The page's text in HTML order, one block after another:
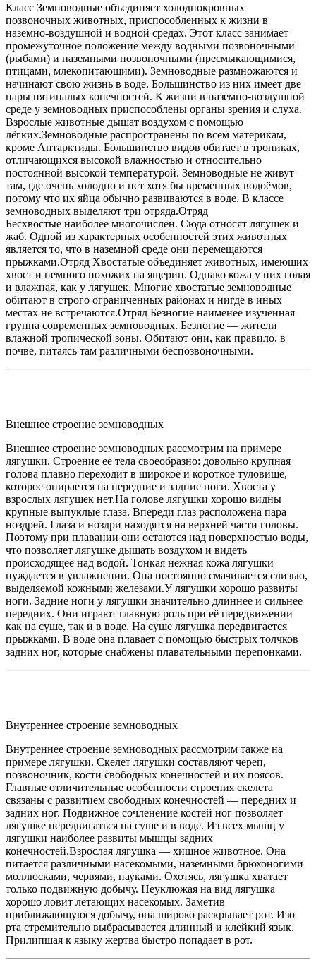
Класс Земноводные объединяет холоднокровных
позвоночных животных, приспособленных к жизни в
наземно-воздушной и водной средах. Этот класс занимает
промежуточное положение между водными позвоночными
(рыбами) и наземными позвоночными (пресмыкающимися,
птицами, млекопитающими). Земноводные размножаются и
начинают свою жизнь в воде. Большинство из них имеет две
пары пятипалых конечностей. К жизни в наземно-воздушной
среде у земноводных приспособлены органы зрения и слуха.
Взрослые животные дышат воздухом с помощью
лёгких.Земноводные распространены по всем материкам,
кроме Антарктиды. Большинство видов обитает в тропиках,
отличающихся высокой влажностью и относительно
постоянной высокой температурой. Земноводные не живут
там, где очень холодно и нет хотя бы временных водоёмов,
потому что их яйца обычно развиваются в воде. В классе
земноводных выделяют три отряда.Отряд
Бесхвостые наиболее многочислен. Сюда относят лягушек и
жаб. Одной из характерных особенностей этих животных
является то, что в наземной среде они перемещаются
прыжками.Отряд Хвостатые объединяет животных, имеющих
хвост и немного похожих на ящериц. Однако кожа у них голая
и влажная, как у лягушек. Многие хвостатые земноводные
обитают в строго ограниченных районах и нигде в иных
местах не встречаются.Отряд Безногие наименее изученная
группа современных земноводных. Безногие — жители
влажной тропической зоны. Обитают они, как правило, в
почве, питаясь там различными беспозвоночными.
Внешнее строение земноводных
Внешнее строение земноводных рассмотрим на примере
лягушки. Строение её тела своеобразно: довольно крупная
голова плавно переходит в широкое и короткое туловище,
которое опирается на передние и задние ноги. Хвоста у
взрослых лягушек нет.На голове лягушки хорошо видны
крупные выпуклые глаза. Впереди глаз расположена пара
ноздрей. Глаза и ноздри находятся на верхней части головы.
Поэтому при плавании они остаются над поверхностью воды,
что позволяет лягушке дышать воздухом и видеть
происходящее над водой. Тонкая нежная кожа лягушки
нуждается в увлажнении. Она постоянно смачивается слизью,
выделяемой кожными железами.У лягушки хорошо развиты
ноги. Задние ноги у лягушки значительно длиннее и сильнее
передних. Они играют главную роль при её передвижении
как на суше, так и в воде. На суше лягушка передвигается
прыжками. В воде она плавает с помощью быстрых толчков
задних ног, которые снабжены плавательными перепонками.
Внутреннее строение земноводных
Внутреннее строение земноводных рассмотрим также на
примере лягушки. Скелет лягушки составляют череп,
позвоночник, кости свободных конечностей и их поясов.
Главные отличительные особенности строения скелета
связаны с развитием свободных конечностей — передних и
задних ног. Подвижное сочленение костей ног позволяет
лягушке передвигаться на суше и в воде. Из всех мышц у
лягушки наиболее развиты мышцы задних
конечностей.Взрослая лягушка — хищное животное. Она
питается различными насекомыми, наземными брюхоногими
моллюсками, червями, пауками. Охотясь, лягушка хватает
только подвижную добычу. Неуклюжая на вид лягушка
хорошо ловит летающих насекомых. Заметив
приближающуюся добычу, она широко раскрывает рот. Изо
рта стремительно выбрасывается длинный и клейкий язык.
Прилипшая к языку жертва быстро попадает в рот.